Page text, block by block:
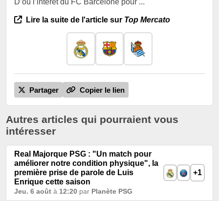
Lire la suite de l'article sur Top Mercato
Partager Copier le lien
Autres articles qui pourraient vous
intéresser
Real Majorque PSG : "Un match pour
améliorer notre condition physique", la
première prise de parole de Luis
Enrique cette saison
Jeu. 6 août à 12:20 par Planète PSG
+1